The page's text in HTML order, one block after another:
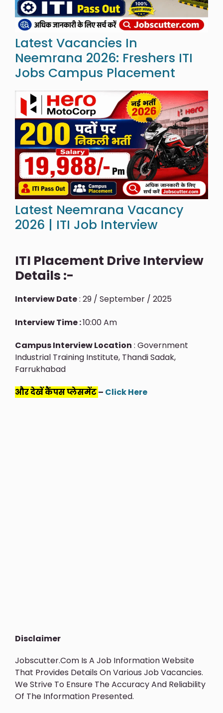
Latest Vacancies In
Neemrana 2026: Freshers ITI
Jobs Campus Placement
Latest Neemrana Vacancy
2026 | ITI Job Interview
ITI Placement Drive Interview
Details :-
Interview Date: 29 / September / 2025
Interview Time :10:00 Am
Campus Interview Location : Government
Industrial Training Institute, Thandi Sadak,
Farrukhabad
और देखें कैंपस प्लेसमेंट– Click Here
Disclaimer
Jobscutter.com Is A Job Information Website
That Provides Details On Various Job Vacancies.
We Strive To Ensure The Accuracy And Reliability
Of The Information Presented.